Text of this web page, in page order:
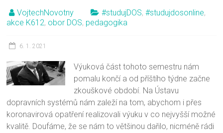
VojtechNovotny #studujDOS,#studujdosonline,
akce K612, obor DOS, pedagogika
6. 1. 2021
Výuková část tohoto semestru nám
pomalu končí a od příštího týdne začne
zkouškové období. Na Ústavu
dopravních systémů nám zaleží na tom, abychom i přes
koronavirová opatření realizovali výuku v co nejvyšší možné
kvalitě. Doufáme, že se nám to většinou dařilo, nicméně rádi